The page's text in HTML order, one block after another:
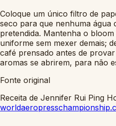
Coloque um único filtro de
seco para que nenhuma água
pretendida. Mantenha o
uniforme sem mexer demais;
café prensado antes de
aromas se abrirem, para não
Fonte original
Receita de Jennifer Rui Ping